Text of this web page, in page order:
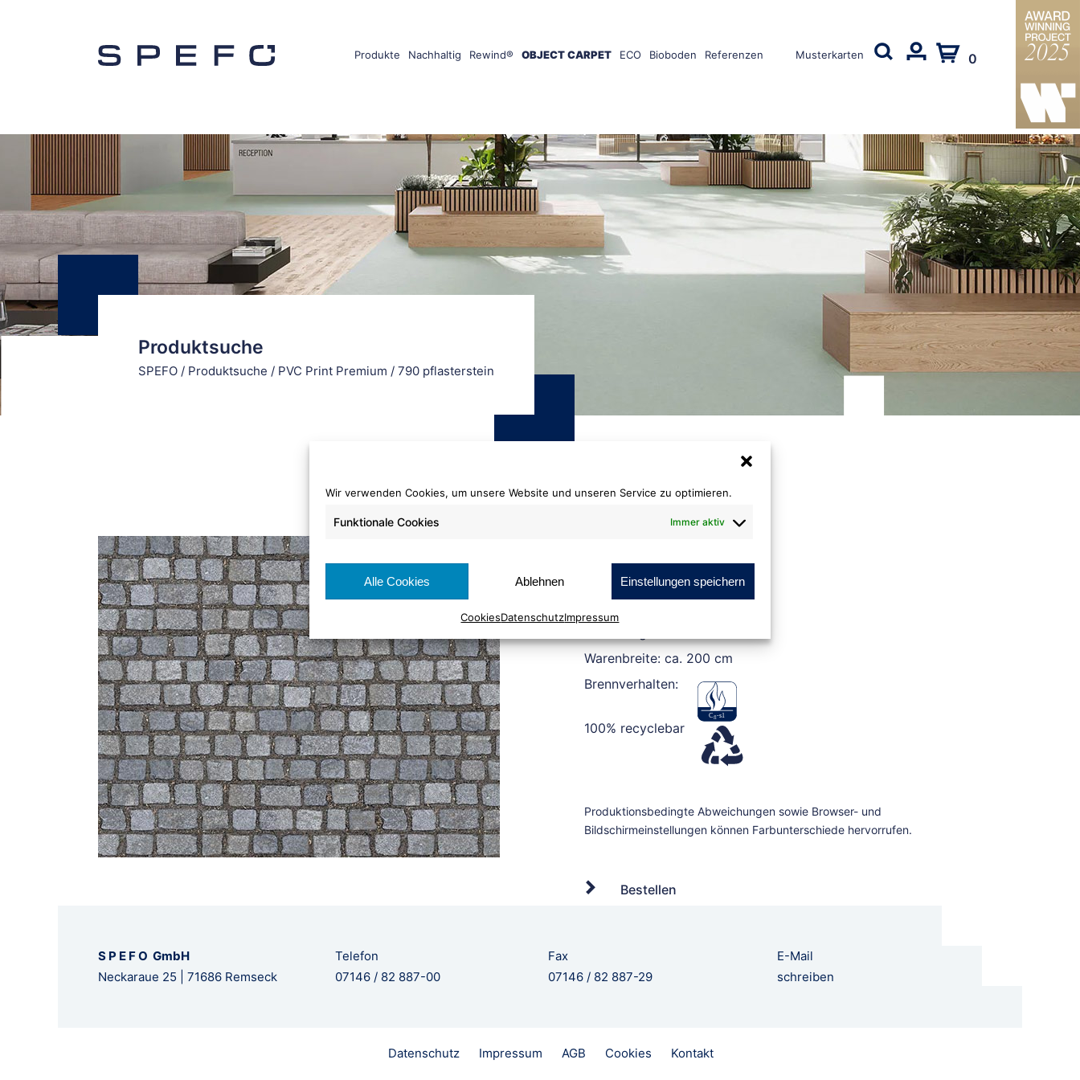
Wir verwenden Cookies, um unsere Website und unseren Service zu optimieren.
Funktionale Cookies Immer aktiv
Alle Cookies Ablehnen Einstellungen speichern
CookiesDatenschutzImpressum
Produkte Nachhaltig Rewind® OBJECT CARPET ECO Bioboden Referenzen Musterkarten 0
Produktsuche
SPEFO / Produktsuche / PVC Print Premium / 790 pflasterstein
790 pflasterstein
Warenbreite: ca. 200 cm
Brennverhalten:
100% recyclebar
Bestellen
S P E F O GmbH
Neckaraue 25 | 71686 Remseck
Telefon
07146 / 82 887-00
Fax
07146 / 82 887-29
E-Mail
schreiben
Datenschutz Impressum AGB Cookies Kontakt